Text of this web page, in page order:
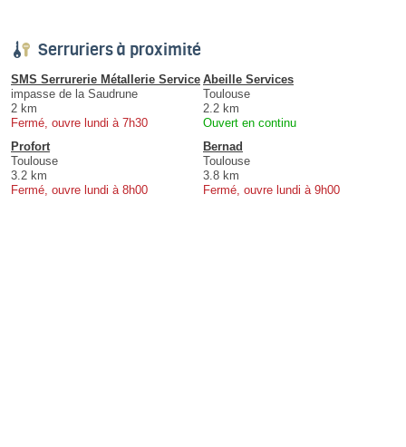
Serruriers à proximité
SMS Serrurerie Métallerie Service
impasse de la Saudrune
2 km
Fermé, ouvre lundi à 7h30
Abeille Services
Toulouse
2.2 km
Ouvert en continu
Profort
Toulouse
3.2 km
Fermé, ouvre lundi à 8h00
Bernad
Toulouse
3.8 km
Fermé, ouvre lundi à 9h00